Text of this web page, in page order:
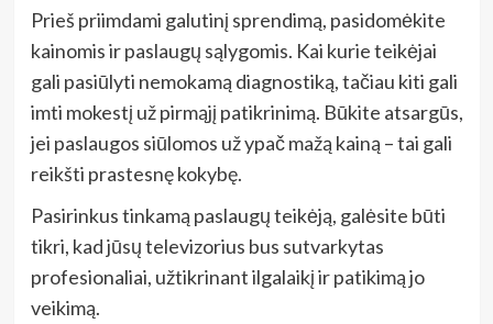
Prieš priimdami galutinį sprendimą, pasidomėkite
kainomis ir paslaugų sąlygomis. Kai kurie teikėjai
gali pasiūlyti nemokamą diagnostiką, tačiau kiti gali
imti mokestį už pirmąjį patikrinimą. Būkite atsargūs,
jei paslaugos siūlomos už ypač mažą kainą – tai gali
reikšti prastesnę kokybę.
Pasirinkus tinkamą paslaugų teikėją, galėsite būti
tikri, kad jūsų televizorius bus sutvarkytas
profesionaliai, užtikrinant ilgalaikį ir patikimą jo
veikimą.